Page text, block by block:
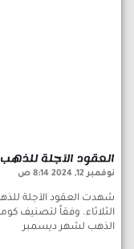
العقود الآجلة
نوفمبر 12, 2024 8:14 ص
شهدت العقود الآجلة
الثلاثاء. وفقاً لتصنيف
الذهب لشهر ديسمبر